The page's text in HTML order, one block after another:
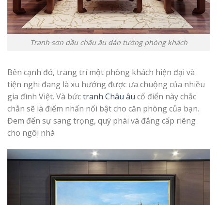
Tranh sơn dầu châu âu dán tường phòng khách
Bên cạnh đó, trang trí một phòng khách hiện đại và
tiện nghi đang là xu hướng được ưa chuộng của nhiều
gia đình Việt. Và bứctranh Châu âu cổ điển này chắc
chắn sẽ là điểm nhấn nổi bật cho căn phòng của bạn.
Đem đến sự sang trọng, quý phái và đẳng cấp riêng
cho ngôi nhà